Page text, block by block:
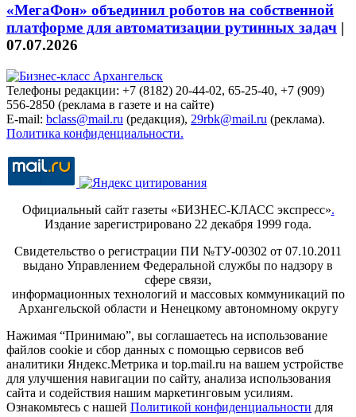
«МегаФон» объединил роботов на собственной
платформе для автоматизации рутинных задач |
07.07.2026
Телефоны редакции: +7 (8182) 20-44-02, 65-25-40, +7 (909)
556-2850 (реклама в газете и на сайте)
E-mail: bclass@mail.ru (редакция), 29rbk@mail.ru (реклама).
Политика конфиденциальности.
Официальный сайт газеты «БИЗНЕС-КЛАСС экспресс».
Издание зарегистрировано 22 декабря 1999 года.
Свидетельство о регистрации ПИ №ТУ-00302 от 07.10.2011
выдано Управлением Федеральной службы по надзору в
сфере связи,
информационных технологий и массовых коммуникаций по
Архангельской области и Ненецкому автономному округу
Нажимая “Принимаю”, вы соглашаетесь на использование
файлов cookie и сбор данных с помощью сервисов веб
аналитики Яндекс.Метрика и top.mail.ru на вашем устройстве
для улучшения навигации по сайту, анализа использования
сайта и содействия нашим маркетинговым усилиям.
Ознакомьтесь с нашей Политикой конфиденциальности для